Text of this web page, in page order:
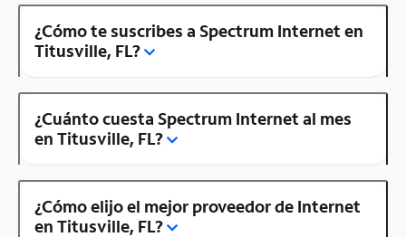
¿Cómo te suscribes a Spectrum Internet en
Titusville, FL?
¿Cuánto cuesta Spectrum Internet al mes
en Titusville, FL?
¿Cómo elijo el mejor proveedor de Internet
en Titusville, FL?